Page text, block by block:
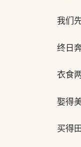
我们
终日
衣食
娶得
买得